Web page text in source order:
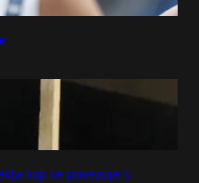
koji se povezuje s